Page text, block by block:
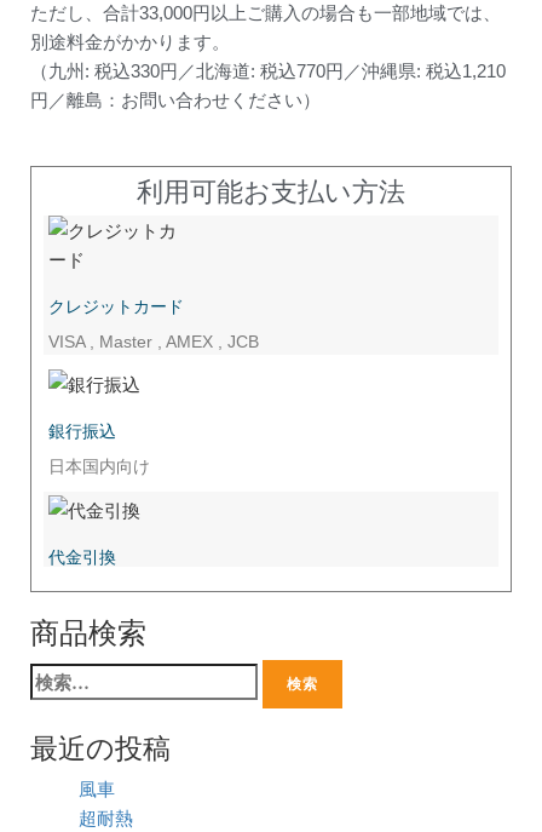
ただし、合計33,000円以上ご購入の場合も一部地域では、
別途料金がかかります。
（九州: 税込330円／北海道: 税込770円／沖縄県: 税込1,210
円／離島：お問い合わせください）
利用可能お支払い方法
クレジットカード
VISA , Master , AMEX , JCB
銀行振込
日本国内向け
代金引換
商品検索
最近の投稿
風車
超耐熱